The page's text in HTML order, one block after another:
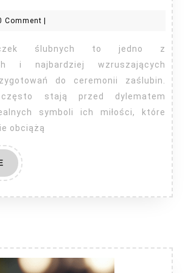
Comment
i najbardziej wzruszających
do ceremonii zaślubin.
stają przed dylematem
symboli ich miłości, które
obciążą
READ
MORE